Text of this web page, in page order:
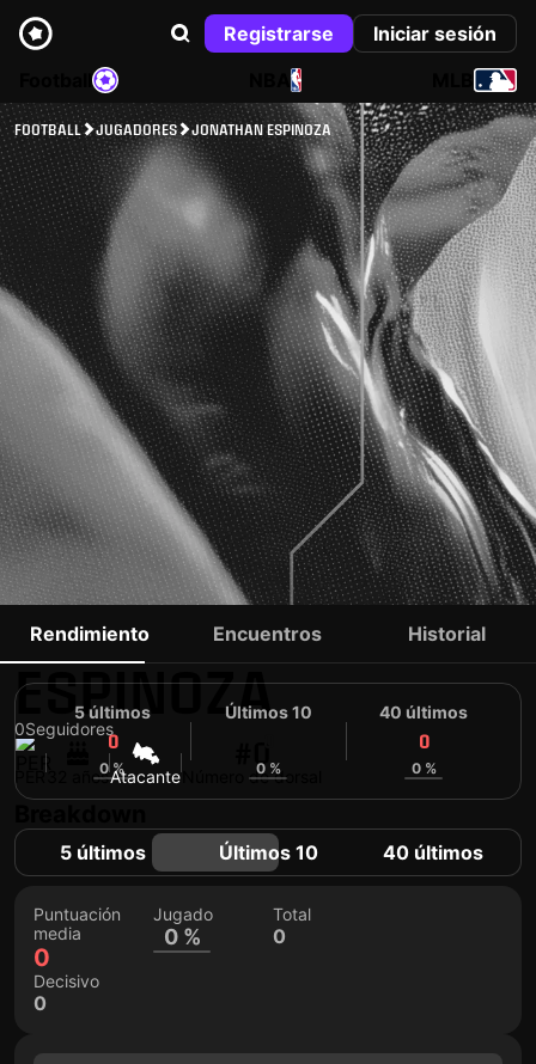
Registrarse
Iniciar sesión
NBA
FOOTBALL JUGADORES JONATHAN ESPINOZA
JONATHAN
ESPINOZA
0Seguidores
32 añosAtacante Número de dorsal
Rendimiento Encuentros Historial
5 últimos
0
0 %
Últimos 10
0 %
40 últimos
0
0 %
5 últimos Últimos 10 40 últimos
Puntuación
media
0
Jugado
0 %
Total
0
Decisivo
0